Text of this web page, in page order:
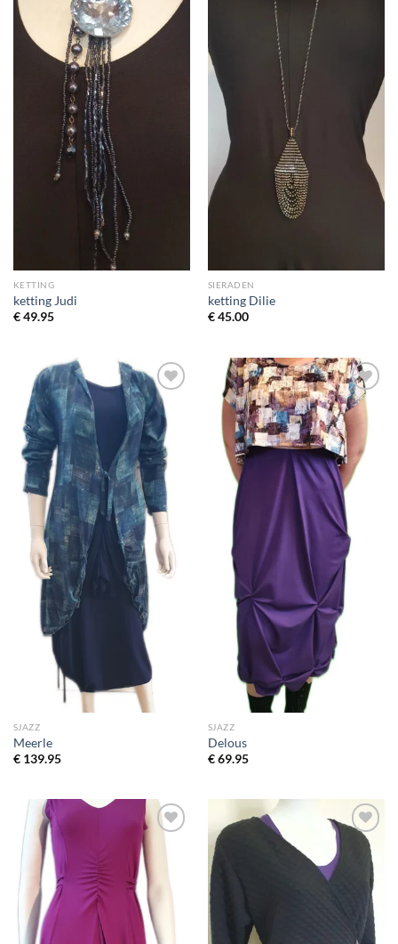
KETTING
ketting Judi
€49.95
SIERADEN
ketting Dilie
€45.00
Toevoegen
aan
wenslijst
SJAZZ
Meerle
€139.95
Toevoegen
aan
wenslijst
SJAZZ
Delous
€69.95
Toevoegen
wenslijst
Toevoegen
wenslijst